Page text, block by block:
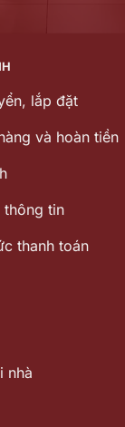
lắp đặt
và hoàn tiền
thông tin
thanh toán
nhà